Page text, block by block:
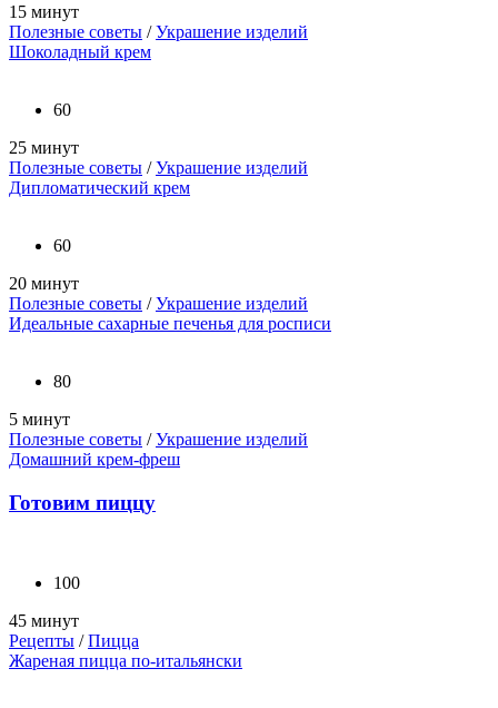
15 минут
Полезные советы /Украшение изделий
Шоколадный крем
60
25 минут
Полезные советы /Украшение изделий
Дипломатический крем
60
20 минут
Полезные советы /Украшение изделий
Идеальные сахарные печенья для росписи
80
5 минут
Полезные советы /Украшение изделий
Домашний крем-фреш
Готовим пиццу
100
45 минут
Рецепты /Пицца
Жареная пицца по-итальянски